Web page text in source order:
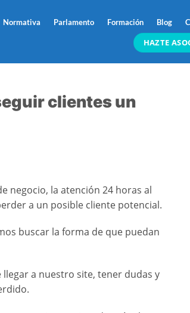
Normativa Parlamento Formación Blog
HAZTE
clientes un
negocio, la atención 24 horas al
a un posible cliente potencial.
buscar la forma de que puedan
a nuestro site, tener dudas y